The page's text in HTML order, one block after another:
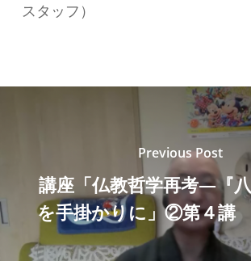
スタッフ）
Previous Post
講座「仏教哲学再考―『八
を手掛かりに」②第４講